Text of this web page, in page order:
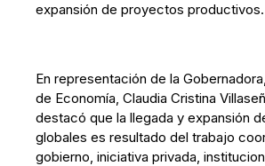
expansión de proyectos productivos.
En representación de la
de Economía, Claudia Cristina
destacó que la llegada y expansión
globales es resultado del trabajo
gobierno, iniciativa privada,